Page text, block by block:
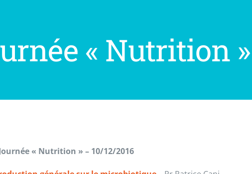
« Nutrition
« Nutrition » – 10/12/2016